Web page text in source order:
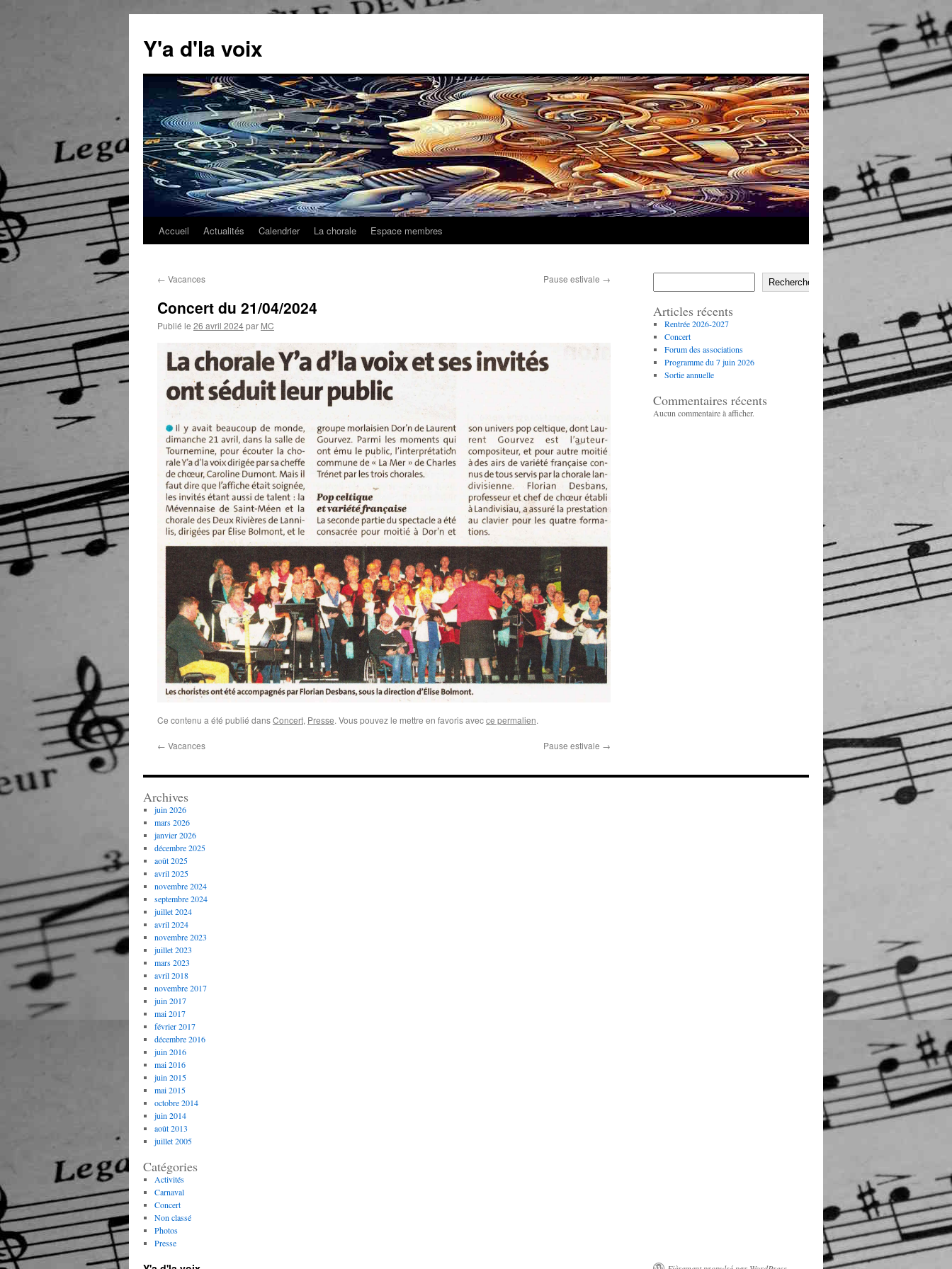
contenu
Y'a d'la voix
Accueil Actualités Calendrier La chorale Espace membres
← Vacances Pause estivale →
Concert du 21/04/2024
Publié le 26 avril 2024par MC
Ce contenu a été publié dansConcert, Presse. Vous pouvez le mettre en favoris avecce permalien.
← Vacances Pause estivale →
Rechercher
Articles récents
Rentrée 2026-2027
Concert
Forum des associations
Programme du 7 juin 2026
Sortie annuelle
Commentaires récents
Aucun commentaire à afficher.
Archives
juin 2026
mars 2026
janvier 2026
décembre 2025
août 2025
avril 2025
novembre 2024
septembre 2024
juillet 2024
avril 2024
novembre 2023
juillet 2023
mars 2023
avril 2018
novembre 2017
juin 2017
mai 2017
février 2017
décembre 2016
juin 2016
mai 2016
juin 2015
mai 2015
octobre 2014
juin 2014
août 2013
juillet 2005
Catégories
Activités
Carnaval
Concert
Non classé
Photos
Presse